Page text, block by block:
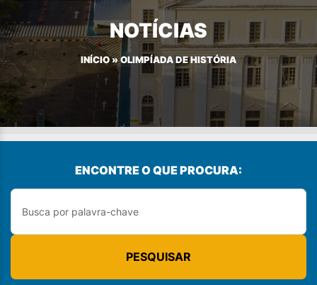
NOTÍCIAS
INÍCIO»OLIMPÍADA DE HISTÓRIA
ENCONTRE O QUE PROCURA:
PESQUISAR